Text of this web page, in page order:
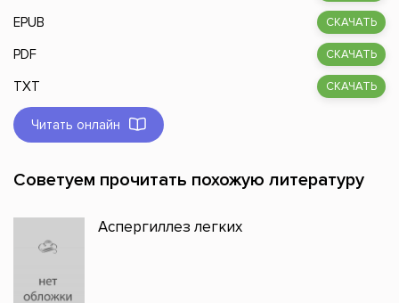
EPUB СКАЧАТЬ
PDF СКАЧАТЬ
TXT СКАЧАТЬ
Читать онлайн
Советуем прочитать похожую литературу
Аспергиллез легких